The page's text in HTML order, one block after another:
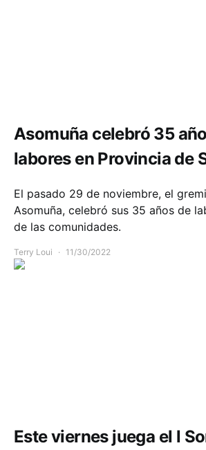
Asomuña celebró 35
labores en Provincia de
El pasado 29 de noviembre, el
Asomuña, celebró sus 35 años de
de las comunidades.
Terry Loui 11/30/2022
Este viernes juega el l